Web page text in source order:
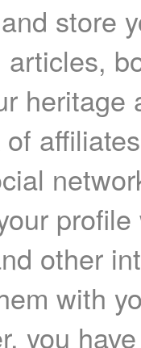
store
articles,
heritage
other
with
you